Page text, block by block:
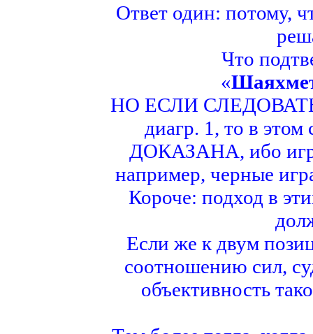
Ответ один: потому,
Что
«
НО ЕСЛИ СЛЕДОВАТЬ
диагр. 1, то в
ДОКАЗАНА, ибо
например, черные
Короче: подход в
Если же к двум
соотношению сил,
объективность